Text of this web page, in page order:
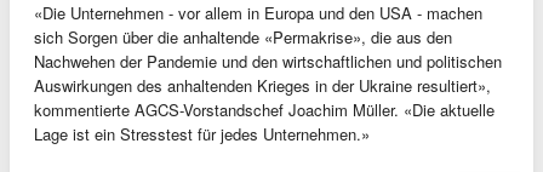
«Die Unternehmen - vor allem in Europa und den USA - machen
sich Sorgen über die anhaltende «Permakrise», die aus den
Nachwehen der Pandemie und den wirtschaftlichen und politischen
Auswirkungen des anhaltenden Krieges in der Ukraine resultiert»,
kommentierte AGCS-Vorstandschef Joachim Müller. «Die aktuelle
Lage ist ein Stresstest für jedes Unternehmen.»